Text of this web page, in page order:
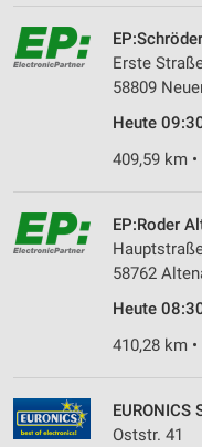
Erste
58809
Heute
409,59 km
EP:Roder
58762
Heute
410,28 km
Oststr. 41